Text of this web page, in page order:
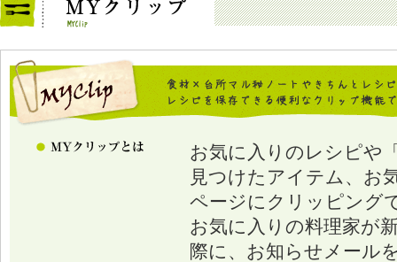
お気に入りのレシピや
見つけたアイテム、お
ページにクリッピング
お気に入りの料理家が
際に、お知らせメール